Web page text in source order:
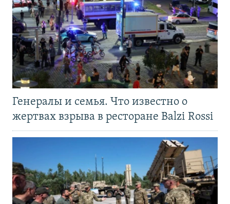
Генералы и семья. Что известно о
жертвах взрыва в ресторане Balzi Rossi